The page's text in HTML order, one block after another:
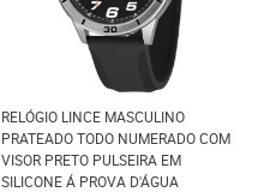
RELÓGIO LINCE MASCULINO
PRATEADO TODO NUMERADO COM
VISOR PRETO PULSEIRA EM
SILICONE Á PROVA D'ÁGUA